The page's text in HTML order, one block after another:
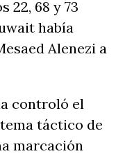
22, 68 y 73
había
Alenezi a
controló el
táctico de
marcación